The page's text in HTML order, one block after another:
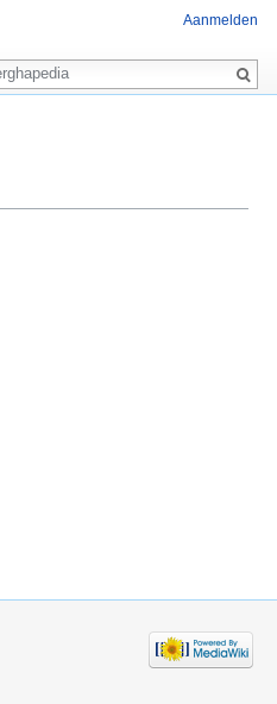
Aanmelden